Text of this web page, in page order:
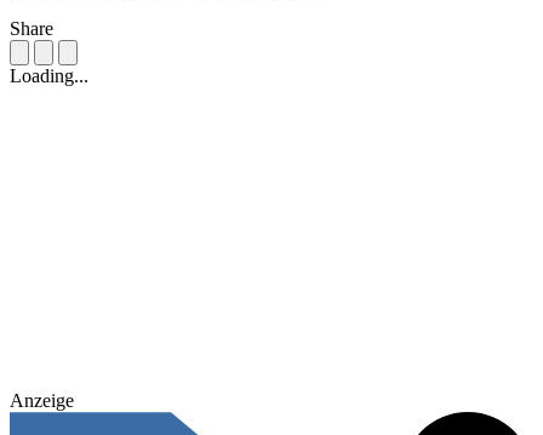
Share
Loading...
Anzeige